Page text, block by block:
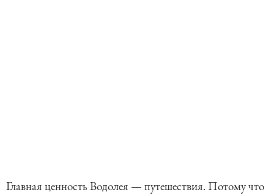
Главная ценность Водолея — путешествия. Потому что